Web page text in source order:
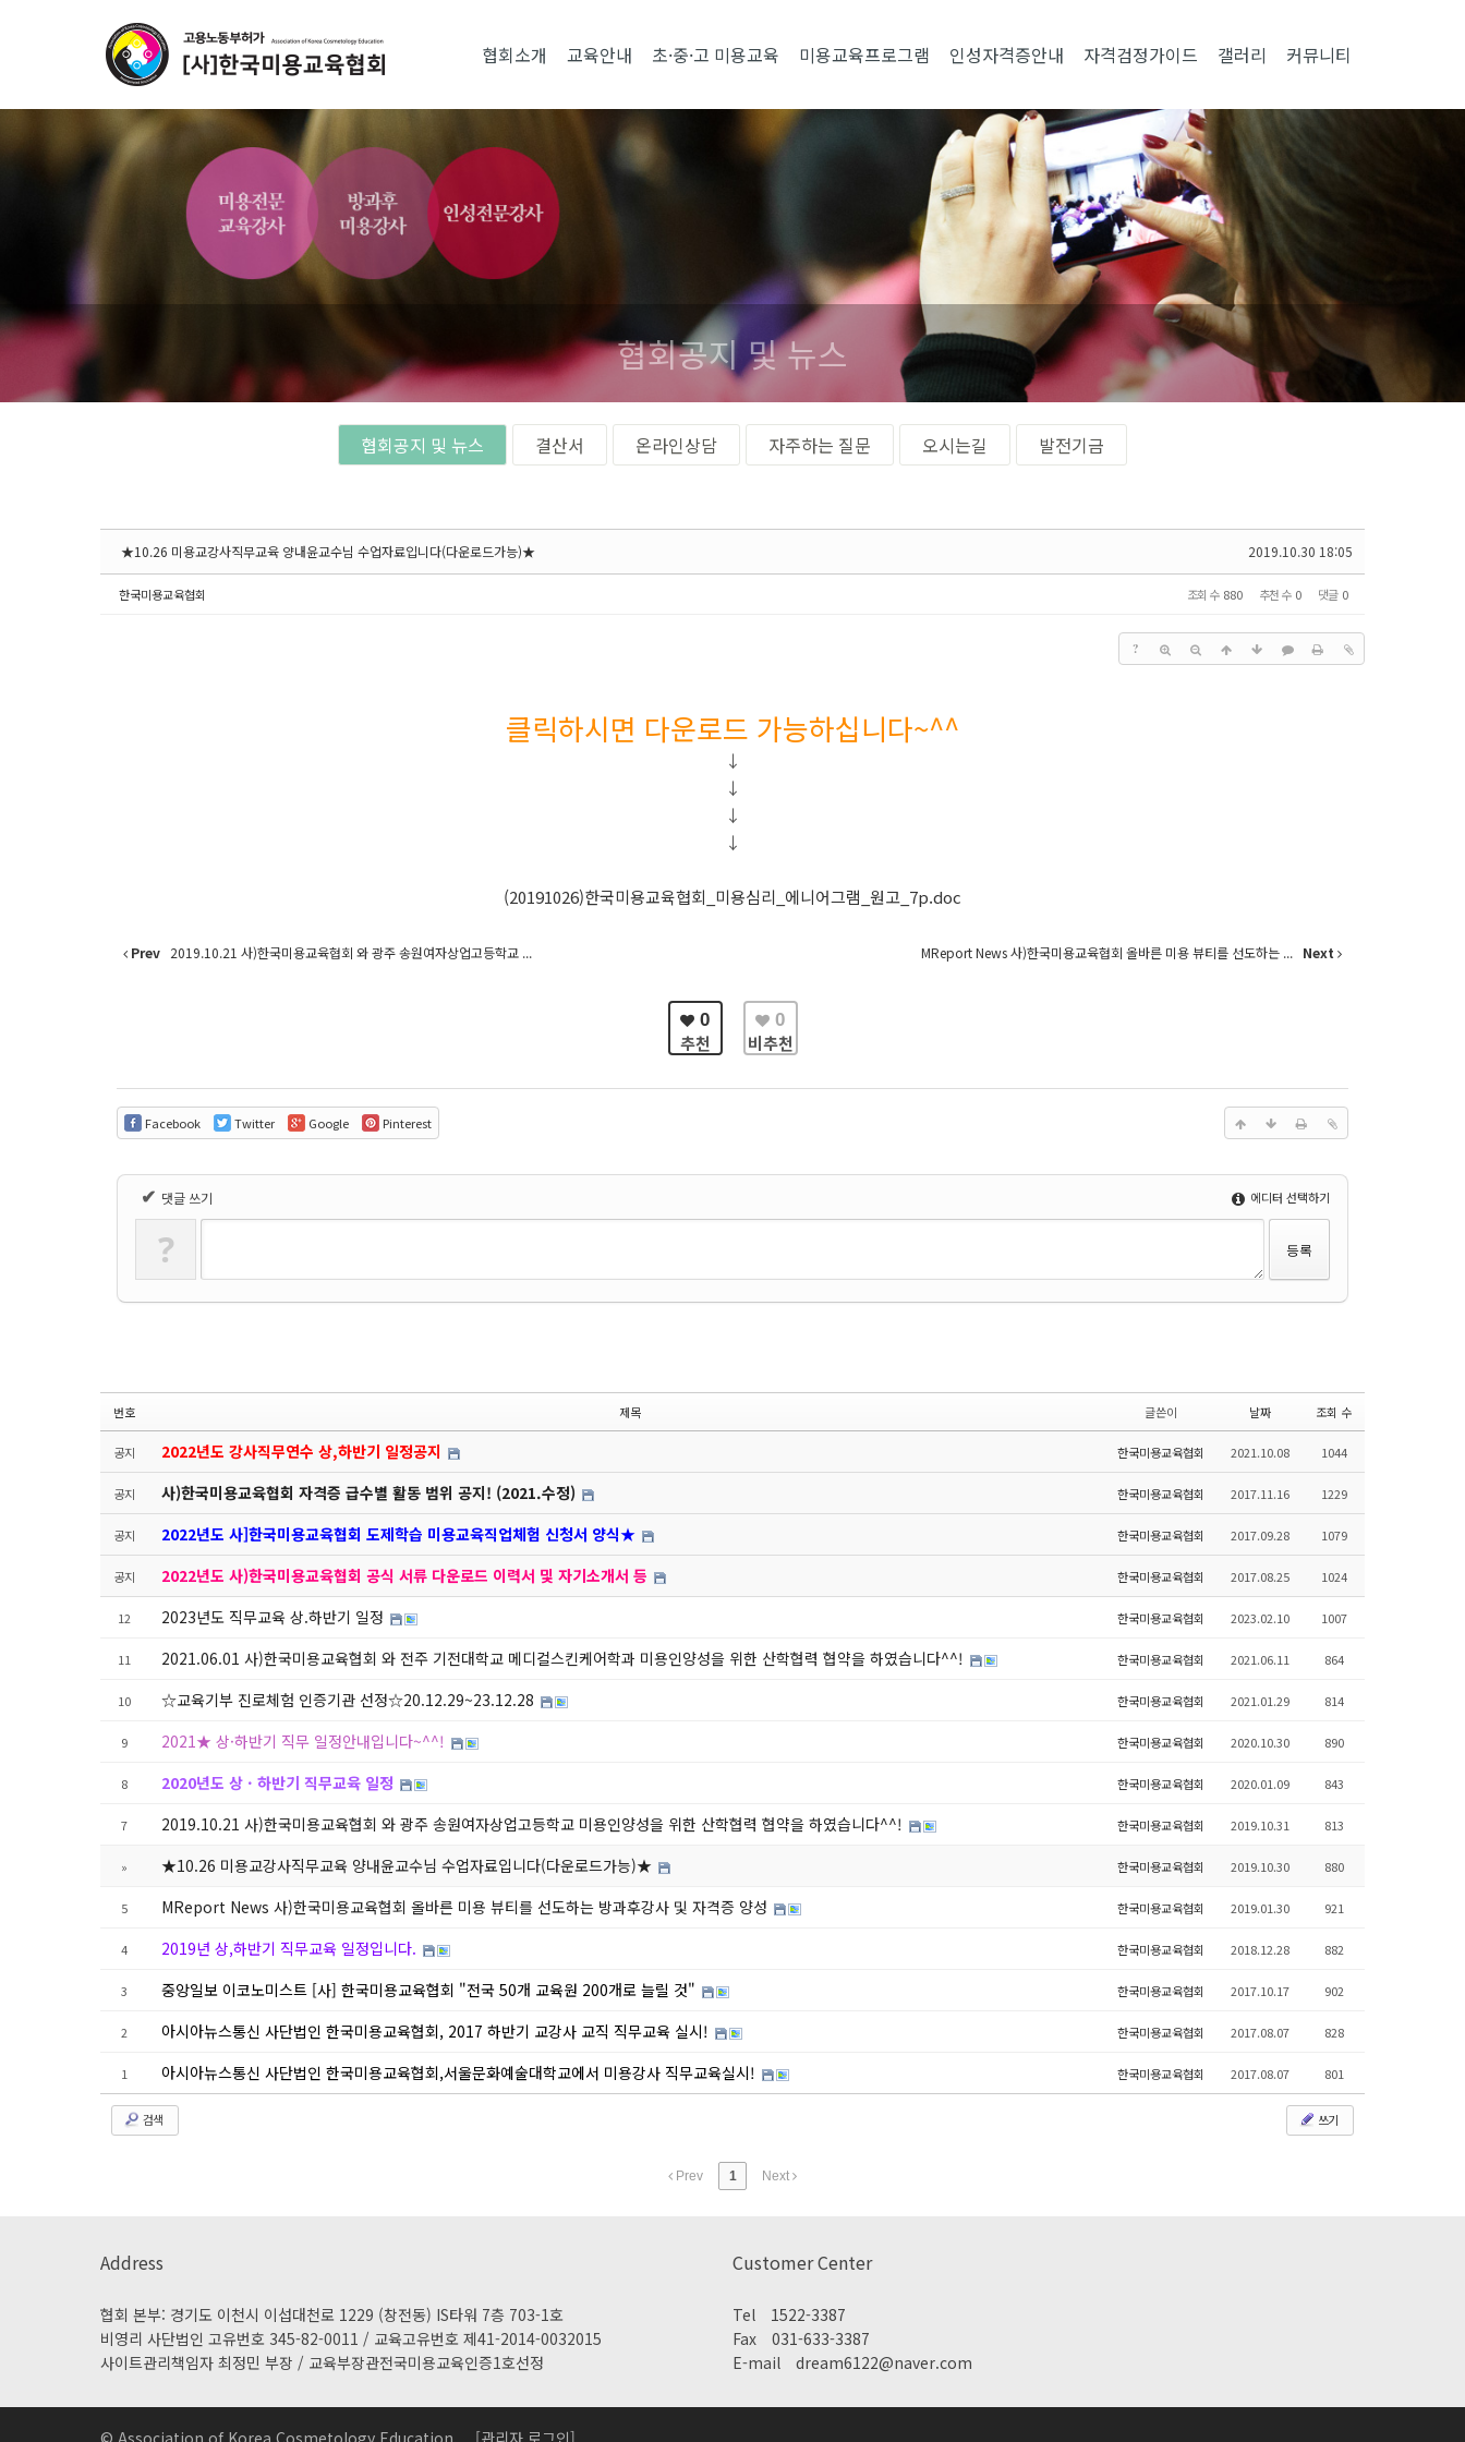
협회소개 교육안내 초·중·고 미용교육 미용교육프로그램 인성자격증안내 자격검정가이드 갤러리 커뮤니티
협회공지 및 뉴스
협회공지 및 뉴스 결산서 온라인상담 자주하는 질문 오시는길 발전기금
2019.10.30 18:05
★10.26 미용교강사직무교육 양내윤교수님 수업자료입니다(다운로드가능)★
한국미용교육협회 조회 수 880 추천 수 0 댓글 0
?
클릭하시면 다운로드 가능하십니다~^^
↓
↓
↓
↓
(20191026)한국미용교육협회_미용심리_에니어그램_원고_7p.doc
Prev 2019.10.21 사)한국미용교육협회 와 광주 송원여자상업고등학교 ... MReport News 사)한국미용교육협회 올바른 미용 뷰티를 선도하는 ... Next
0
추천
0
비추천
Facebook Twitter Google Pinterest
✔ 댓글 쓰기 에디터 선택하기
?
번호 제목 글쓴이 날짜 조회 수
공지 2022년도 강사직무연수 상,하반기 일정공지 한국미용교육협회 2021.10.08 1044
공지 사)한국미용교육협회 자격증 급수별 활동 범위 공지! (2021.수정) 한국미용교육협회 2017.11.16 1229
공지 2022년도 사]한국미용교육협회 도제학습 미용교육직업체험 신청서 양식★ 한국미용교육협회 2017.09.28 1079
공지 2022년도 사)한국미용교육협회 공식 서류 다운로드 이력서 및 자기소개서 등 한국미용교육협회 2017.08.25 1024
12 2023년도 직무교육 상.하반기 일정 한국미용교육협회 2023.02.10 1007
11 2021.06.01 사)한국미용교육협회 와 전주 기전대학교 메디컬스킨케어학과 미용인양성을 위한 산학협력 협약을 하였습니다^^! 한국미용교육협회 2021.06.11 864
10 ☆교육기부 진로체험 인증기관 선정☆20.12.29~23.12.28 한국미용교육협회 2021.01.29 814
9 2021★ 상·하반기 직무 일정안내입니다~^^! 한국미용교육협회 2020.10.30 890
8 2020년도 상 · 하반기 직무교육 일정 한국미용교육협회 2020.01.09 843
7 2019.10.21 사)한국미용교육협회 와 광주 송원여자상업고등학교 미용인양성을 위한 산학협력 협약을 하였습니다^^! 한국미용교육협회 2019.10.31 813
» ★10.26 미용교강사직무교육 양내윤교수님 수업자료입니다(다운로드가능)★ 한국미용교육협회 2019.10.30 880
5 MReport News 사)한국미용교육협회 올바른 미용 뷰티를 선도하는 방과후강사 및 자격증 양성 한국미용교육협회 2019.01.30 921
4 2019년 상,하반기 직무교육 일정입니다. 한국미용교육협회 2018.12.28 882
3 중앙일보 이코노미스트 [사] 한국미용교육협회 "전국 50개 교육원 200개로 늘릴 것" 한국미용교육협회 2017.10.17 902
2 아시아뉴스통신 사단법인 한국미용교육협회, 2017 하반기 교강사 교직 직무교육 실시! 한국미용교육협회 2017.08.07 828
1 아시아뉴스통신 사단법인 한국미용교육협회,서울문화예술대학교에서 미용강사 직무교육실시! 한국미용교육협회 2017.08.07 801
검색 쓰기
Prev 1 Next
Customer Center
Tel
1522-3387
Fax
031-633-3387
E-mail
dream6122@naver.com
Address
협회 본부: 경기도 이천시 이섭대천로 1229 (창전동) IS타워 7층 703-1호
비영리 사단법인 고유번호 345-82-0011 / 교육고유번호 제41-2014-0032015
사이트관리책임자 최정민 부장 / 교육부장관전국미용교육인증1호선정
© Association of Korea Cosmetology Education. [관리자 로그인]